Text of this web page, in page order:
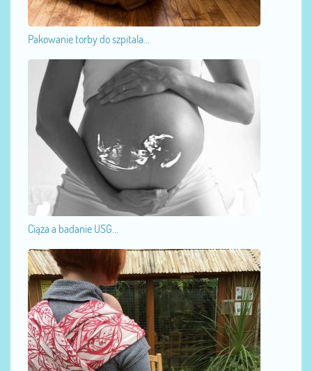
Pakowanie torby do szpitala...
Ciąża a badanie USG...